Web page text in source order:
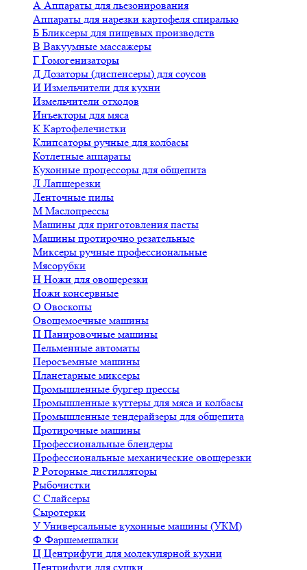
А Аппараты для льезонирования
Аппараты для нарезки картофеля спиралью
Б Бликсеры для пищевых производств
В Вакуумные массажеры
Г Гомогенизаторы
Д Дозаторы (диспенсеры) для соусов
И Измельчители для кухни
Измельчители отходов
Инъекторы для мяса
К Картофелечистки
Клипсаторы ручные для колбасы
Котлетные аппараты
Кухонные процессоры для общепита
Л Лапшерезки
Ленточные пилы
М Маслопрессы
Машины для приготовления пасты
Машины протирочно резательные
Миксеры ручные профессиональные
Мясорубки
Н Ножи для овощерезки
Ножи консервные
О Овоскопы
Овощемоечные машины
П Панировочные машины
Пельменные автоматы
Перосъемные машины
Планетарные миксеры
Промышленные бургер прессы
Промышленные куттеры для мяса и колбасы
Промышленные тендерайзеры для общепита
Протирочные машины
Профессиональные блендеры
Профессиональные механические овощерезки
Р Роторные дистилляторы
Рыбочистки
С Слайсеры
Сыротерки
У Универсальные кухонные машины (УКМ)
Ф Фаршемешалки
Ц Центрифуги для молекулярной кухни
Центрифуги для сушки